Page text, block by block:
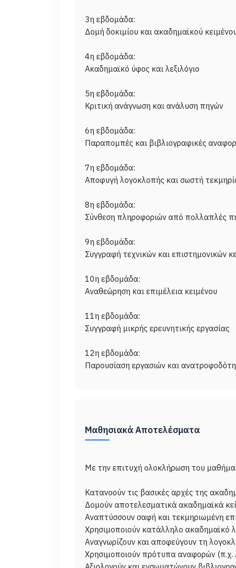
3η εβδομάδα:
Δομή δοκιμίου και ακαδημαϊκού
4η εβδομάδα:
Ακαδημαϊκό ύφος και λεξιλόγιο
5η εβδομάδα:
Κριτική ανάγνωση και ανάλυση πηγών
6η εβδομάδα:
Παραπομπές και βιβλιογραφικές
7η εβδομάδα:
Αποφυγή λογοκλοπής και σωστή
8η εβδομάδα:
Σύνθεση πληροφοριών από πολλαπλές
9η εβδομάδα:
Συγγραφή τεχνικών και επιστημονικών
10η εβδομάδα:
Αναθεώρηση και επιμέλεια κειμένου
11η εβδομάδα:
Συγγραφή μικρής ερευνητικής εργασίας
12η εβδομάδα:
Μαθησιακά Αποτελέσματα
Με την επιτυχή ολοκλήρωση του
Κατανοούν τις βασικές αρχές της
Δομούν αποτελεσματικά ακαδημαϊκά
Αναπτύσσουν σαφή και τεκμηριωμένη
Χρησιμοποιούν κατάλληλο ακαδημαϊκό
Αναγνωρίζουν και αποφεύγουν τη
Χρησιμοποιούν πρότυπα αναφορών (π.χ.